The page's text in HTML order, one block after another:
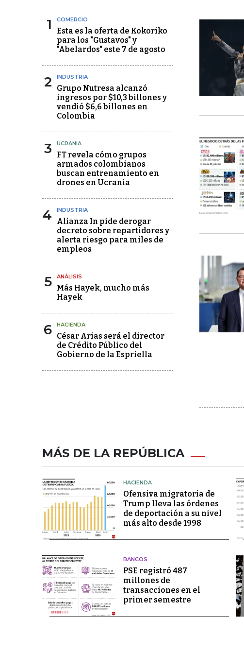
1 COMERCIO
Esta es la oferta de Kokoriko
para los "Gustavos" y
"Abelardos" este 7 de agosto
2 INDUSTRIA
Grupo Nutresa alcanzó
ingresos por $10,3 billones y
vendió $6,6 billones en
Colombia
3 UCRANIA
FT revela cómo grupos
armados colombianos
buscan entrenamiento en
drones en Ucrania
4 INDUSTRIA
Alianza In pide derogar
decreto sobre repartidores y
alerta riesgo para miles de
empleos
5 ANÁLISIS
Más Hayek, mucho más
Hayek
6 HACIENDA
César Arias será el director
de Crédito Público del
Gobierno de la Espriella
MÁS DE LA REPÚBLICA
HACIENDA
Ofensiva migratoria de
Trump lleva las órdenes
de deportación a su nivel
más alto desde 1998
BANCOS
PSE registró 487
millones de
transacciones en el
primer semestre